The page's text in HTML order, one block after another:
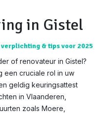
in Gistel
& tips voor 2025
of renovateur in Gistel?
een cruciale rol in uw
geldig keuringsattest
in Vlaanderen,
zoals Moere,